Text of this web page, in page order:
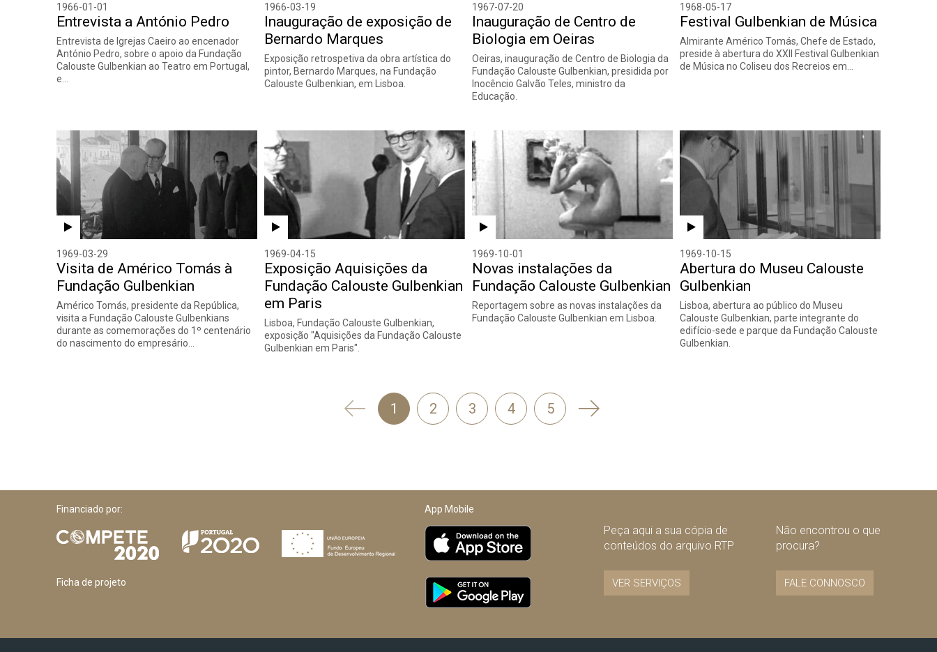
1966-01-01
Entrevista a António Pedro
Entrevista de Igrejas Caeiro ao encenador
António Pedro, sobre o apoio da Fundação
Calouste Gulbenkian ao Teatro em Portugal,
e…
1966-03-19
Inauguração de exposição de
Bernardo Marques
Exposição retrospetiva da obra artística do
pintor, Bernardo Marques, na Fundação
Calouste Gulbenkian, em Lisboa.
1967-07-20
Inauguração de Centro de
Biologia em Oeiras
Oeiras, inauguração de Centro de Biologia da
Fundação Calouste Gulbenkian, presidida por
Inocêncio Galvão Teles, ministro da
Educação.
1968-05-17
Festival Gulbenkian de Música
Almirante Américo Tomás, Chefe de Estado,
preside à abertura do XXII Festival Gulbenkian
de Música no Coliseu dos Recreios em…
1969-03-29
Visita de Américo Tomás à
Fundação Gulbenkian
Américo Tomás, presidente da República,
visita a Fundação Calouste Gulbenkians
durante as comemorações do 1º centenário
do nascimento do empresário…
1969-04-15
Exposição Aquisições da
Fundação Calouste Gulbenkian
em Paris
Lisboa, Fundação Calouste Gulbenkian,
exposição "Aquisições da Fundação Calouste
Gulbenkian em Paris".
1969-10-01
Novas instalações da
Fundação Calouste Gulbenkian
Reportagem sobre as novas instalações da
Fundação Calouste Gulbenkian em Lisboa.
1969-10-15
Abertura do Museu Calouste
Gulbenkian
Lisboa, abertura ao público do Museu
Calouste Gulbenkian, parte integrante do
edifício-sede e parque da Fundação Calouste
Gulbenkian.
'
1 2 3 4 5 Seguinte
Financiado por:
Ficha de projeto
App Mobile
Peça aqui a sua cópia de
conteúdos do arquivo RTP
VER SERVIÇOS
Não encontrou o que
procura?
FALE CONNOSCO